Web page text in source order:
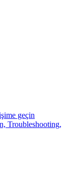
geçin
Troubleshooting,